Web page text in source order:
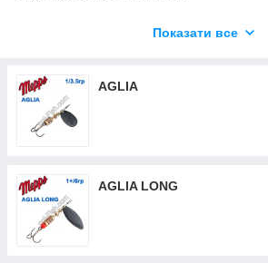
ідеальну блешню повиненкупити мепс
направлено виключно на виготовлення
знають всі, від А до Я і є справжніми
сфері.
точності виготовлення, тут створюється
вібрації приманки у воді. Снасті
що всі спроби підробити їх
закінчувалися безрезультатно.
Показати все
AGLIA
AGLIA LONG